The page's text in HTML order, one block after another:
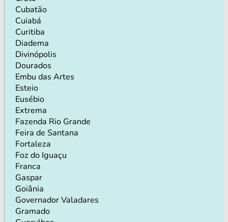
Cubatão
Cuiabá
Curitiba
Diadema
Divinópolis
Dourados
Embu das Artes
Esteio
Eusébio
Extrema
Fazenda Rio Grande
Feira de Santana
Fortaleza
Foz do Iguaçu
Franca
Gaspar
Goiânia
Governador Valadares
Gramado